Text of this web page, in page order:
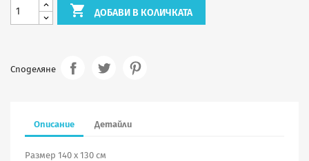
 ДОБАВИ В КОЛИЧКАТА
Споделяне
Описание Детайли
Размер 140 х 130 см